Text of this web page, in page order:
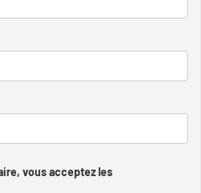
vous acceptez les